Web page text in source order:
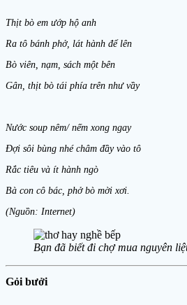
Thịt bò em ướp hộ anh
Ra tô bánh phở, lát hành để lên
Bò viên, nạm, sách một bên
Gân, thịt bò tái phía trên như vầy
Nước soup nêm/ nếm xong ngay
Đợi sôi bùng nhé châm đầy vào tô
Rắc tiêu và ít hành ngò
Bà con cô bác, phở bò mời xơi.
(Nguồn: Internet)
Bạn đã biết đi chợ mua nguyên
Gỏi bưởi